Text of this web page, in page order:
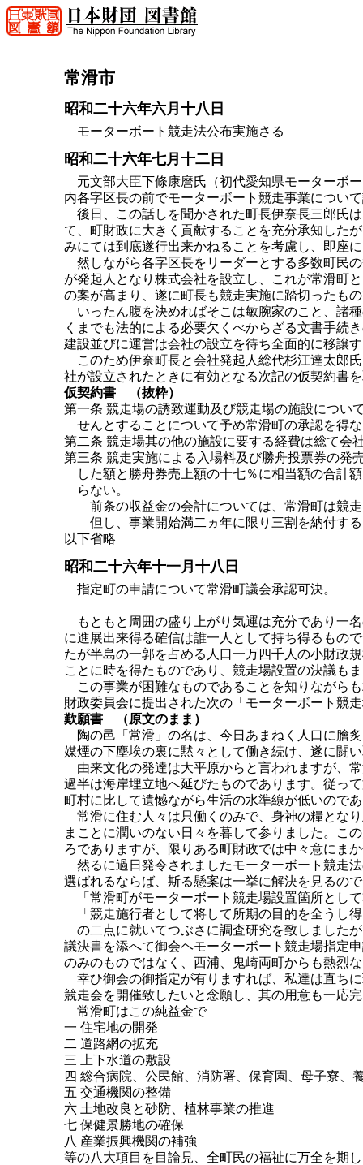
常滑市
昭和二十六年六月十八日
モーターボート競走法公布実施さる
昭和二十六年七月十二日
元文部大臣下條康麿氏（初代愛知県モーターボ
内各字区長の前でモーターボート競走事業につい
後日、この話しを聞かされた町長伊奈長三郎氏
て、町財政に大きく貢献することを充分承知した
みにては到底遂行出来かねることを考慮し、即座
然しながら各字区長をリーダーとする多数町民
が発起人となり株式会社を設立し、これが常滑町
の案が高まり、遂に町長も競走実施に踏切ったも
いったん腹を決めればそこは敏腕家のこと、諸
くまでも法的による必要欠くべからざる文書手続
建設並びに運営は会社の設立を待ち全面的に移譲
このため伊奈町長と会社発起人総代杉江達太郎
社が設立されたときに有効となる次記の仮契約書
仮契約書 （抜粋）
第一条 競走場の誘致運動及び競走場の施設につい
せんとすることについて予め常滑町の承認を得
第二条 競走場其の他の施設に要する経費は総て会
第三条 競走実施による入場料及び勝舟投票券の発
した額と勝舟券売上額の十七％に相当額の合計
らない。
前条の収益金の会計については、常滑町は競
但し、事業開始満二ヵ年に限り三割を納付す
以下省略
昭和二十六年十一月十八日
指定町の申請について常滑町議会承認可決。
もともと周囲の盛り上がり気運は充分であり一
に進展出来得る確信は誰一人として持ち得るもの
たが半島の一郭を占める人口一万四千人の小財政
ことに時を得たものであり、競走場設置の決議も
この事業が困難なものであることを知りながら
財政委員会に提出された次の「モーターボート競
歎願書 （原文のまま）
陶の邑「常滑」の名は、今日あまねく人口に膾
媒煙の下塵埃の裏に黙々として働き続け、遂に闘
由来文化の発達は大平原からと言われますが、
過半は海岸埋立地へ延びたものであります。従っ
町村に比して遺憾ながら生活の水準線が低いので
常滑に住む人々は只働くのみで、身神の糧とな
まことに潤いのない日々を暮して参りました。こ
ろでありますが、限りある町財政では中々意にま
然るに過日発令されましたモーターボート競走
選ばれるならば、斯る懸案は一挙に解決を見るの
「常滑町がモーターボート競走場設置箇所とし
「競走施行者として将して所期の目的を全うし
の二点に就いてつぶさに調査研究を致しました
議決書を添へて御会ヘモーターボート競走場指定
のみのものではなく、西浦、鬼崎両町からも熱烈
幸ひ御会の御指定が有りますれば、私達は直ち
競走会を開催致したいと念願し、其の用意も一応
常滑町はこの純益金で
一 住宅地の開発
二 道路網の拡充
三 上下水道の敷設
四 総合病院、公民館、消防署、保育園、母子寮、
五 交通機関の整備
六 土地改良と砂防、植林事業の推進
七 保健景勝地の確保
八 産業振興機関の補強
等の八大項目を目論見、全町民の福祉に万全を期